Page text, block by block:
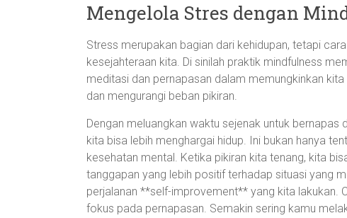
Mengelola Stres dengan
Stress merupakan bagian dari kehidupan, tetapi
kesejahteraan kita. Di sinilah praktik mindfulness
meditasi dan pernapasan dalam memungkinkan
dan mengurangi beban pikiran.
Dengan meluangkan waktu sejenak untuk
kita bisa lebih menghargai hidup. Ini bukan hanya
kesehatan mental. Ketika pikiran kita tenang, kita
tanggapan yang lebih positif terhadap situasi yang
perjalanan **self-improvement** yang kita lakukan.
fokus pada pernapasan. Semakin sering kamu